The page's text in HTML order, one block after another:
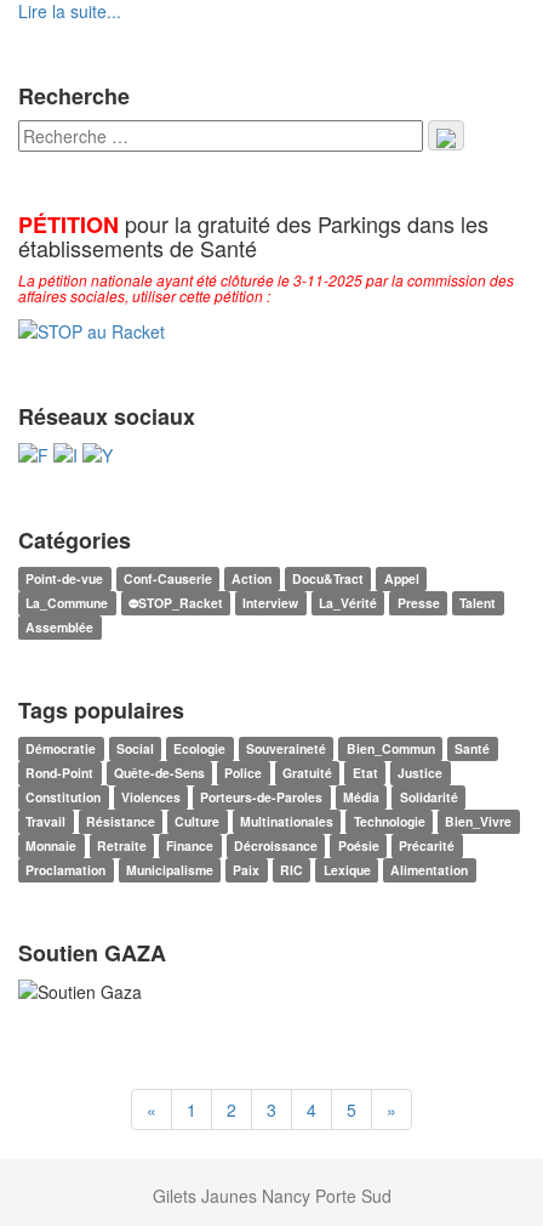
Lire la suite...
Recherche
PÉTITION pour la gratuité des Parkings dans les
établissements de Santé
La pétition nationale ayant été clôturée le 3-11-2025 par la commission des
affaires sociales, utiliser cette pétition :
Réseaux sociaux
Catégories
Point-de-vue Conf-Causerie Action Docu&Tract
Appel
La_Commune
⛔STOP_Racket Interview La_Vérité Presse
Talent
Assemblée
Tags populaires
Démocratie Social Ecologie Souveraineté Bien_Commun
Santé
Rond-Point
Quête-de-Sens Police Gratuité Etat
Justice
Constitution
Violences Porteurs-de-Paroles Média
Solidarité
Travail
Résistance Culture Multinationales Technologie
Bien_Vivre
Monnaie
Retraite Finance Décroissance Poésie
Précarité
Proclamation
Municipalisme Paix RIC Lexique Alimentation
Soutien GAZA
« 1 2 3 4 5 »
Gilets Jaunes Nancy Porte Sud